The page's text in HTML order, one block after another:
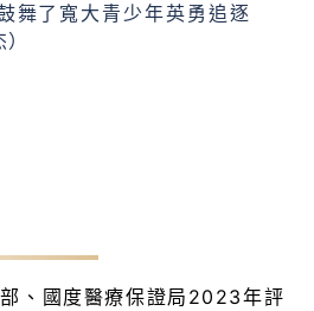
舞了寬大青少年英勇追逐
、國度醫療保證局2023年評